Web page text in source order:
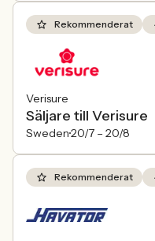
Rekommenderat
Verisure
Säljare till Verisure
Sweden20/7 – 20/8
Rekommenderat